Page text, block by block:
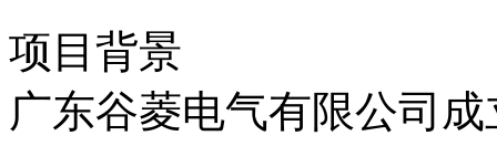
项目背景
广东谷菱电气有限公司